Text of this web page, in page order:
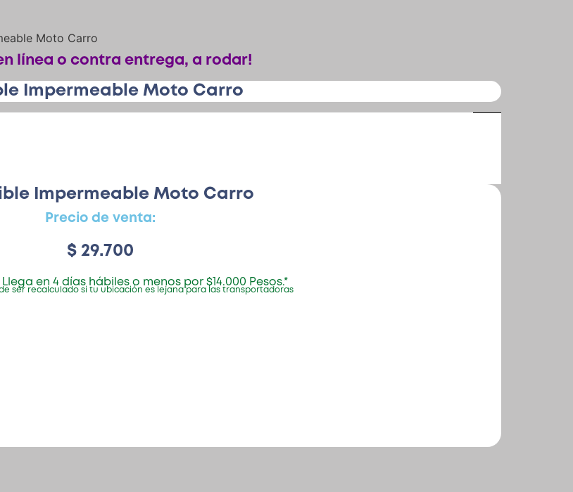
Moto Carro
línea o contra entrega, a rodar!
Impermeable Moto Carro
Impermeable Moto Carro
Precio de venta:
$29.700
Llega en 4 días hábiles o menos por $14.000 Pesos.*
ser recalculado si tu ubicación es lejana para las transportadoras